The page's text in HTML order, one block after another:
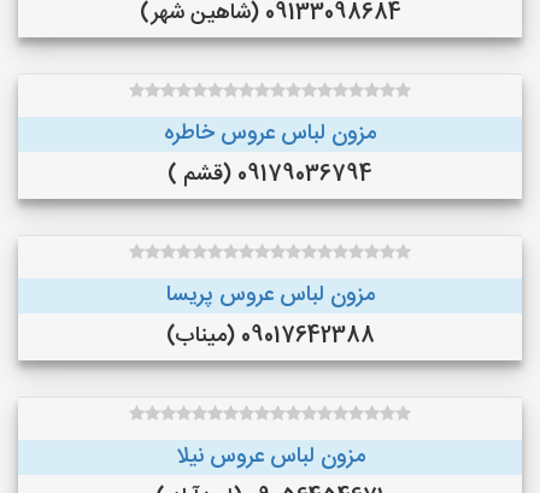
09133098684 (شاهین شهر)
مزون لباس عروس خاطره
09179036794 (قشم )
مزون لباس عروس پریسا
09017642388 (میناب)
مزون لباس عروس نیلا